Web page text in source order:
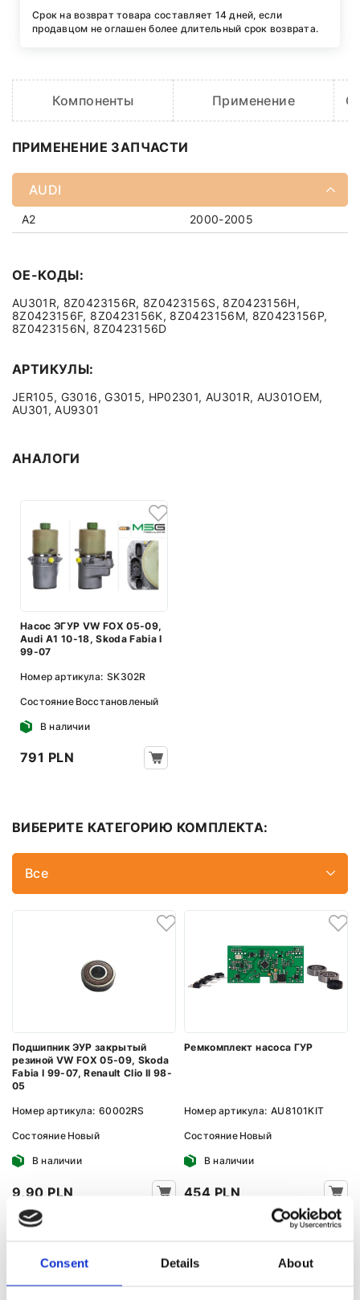
Consent Details About
Срок на возврат товара составляет 14 дней, если
продавцом не оглашен более длительный срок возврата.
Компоненты Применение
ПРИМЕНЕНИЕ ЗАПЧАСТИ
AUDI
A2 2000-2005
OE-КОДЫ:
AU301R, 8Z0423156R, 8Z0423156S, 8Z0423156H,
8Z0423156F, 8Z0423156K, 8Z0423156M, 8Z0423156P,
8Z0423156N, 8Z0423156D
АРТИКУЛЫ:
JER105, G3016, G3015, HP02301, AU301R, AU301OEM,
AU301, AU9301
АНАЛОГИ
Насос ЭГУР VW FOX 05-09,
Audi A1 10-18, Skoda Fabia I
99-07
Номер артикула: SK302R
Состояние Восстановленый
В наличии
791 PLN
ВИБЕРИТЕ КАТЕГОРИЮ КОМПЛЕКТА:
Все
Подшипник ЭУР закрытый
резиной VW FOX 05-09, Skoda
Fabia I 99-07, Renault Clio II 98-
05
Номер артикула: 60002RS
Состояние Новый
В наличии
9,90 PLN
Ремкомплект насоса ГУР
Номер артикула: AU8101KIT
Состояние Новый
В наличии
454 PLN